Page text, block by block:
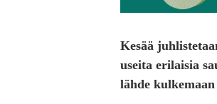
Kesää
useita erilaisia
lähde